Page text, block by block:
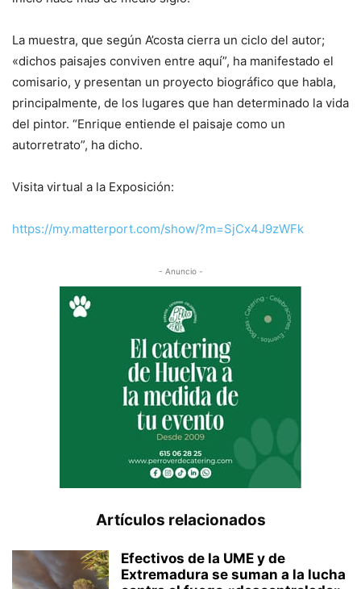
La muestra, que según A’costa cierra un ciclo del autor;
«dichos paisajes conviven entre aquí”, ha manifestado el
comisario, y presentan un proyecto biográfico que habla,
principalmente, de los lugares que han determinado la vida
del pintor. “Enrique entiende el paisaje como un
autorretrato”, ha dicho.
Visita virtual a la Exposición:
https://my.matterport.com/show/?m=SjCx4J9zWFk
- Anuncio -
Artículos relacionados
Efectivos de la UME y de
Extremadura se suman a la lucha